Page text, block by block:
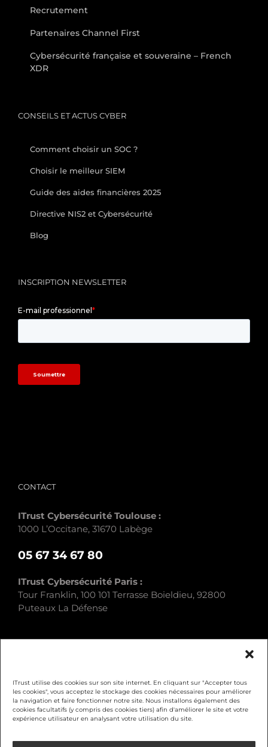
ITrust utilise des cookies sur son site internet. En cliquant sur "Accepter tous
les cookies", vous acceptez le stockage des cookies nécessaires pour améliorer
la navigation et faire fonctionner notre site. Nous installons également des
cookies facultatifs (y compris des cookies tiers) afin d'améliorer le site et votre
expérience utilisateur en analysant votre utilisation du site.
Recrutement
Partenaires Channel First
Cybersécurité française et souveraine – French
XDR
CONSEILS ET ACTUS CYBER
Comment choisir un SOC ?
Choisir le meilleur SIEM
Guide des aides financières 2025
Directive NIS2 et Cybersécurité
Blog
INSCRIPTION NEWSLETTER
CONTACT
ITrust Cybersécurité Toulouse :
1000 L’Occitane, 31670 Labège
05 67 34 67 80
ITrust Cybersécurité Paris :
Tour Franklin, 100 101 Terrasse Boieldieu, 92800
Puteaux La Défense
Mentions légales
Politique de confidentialité